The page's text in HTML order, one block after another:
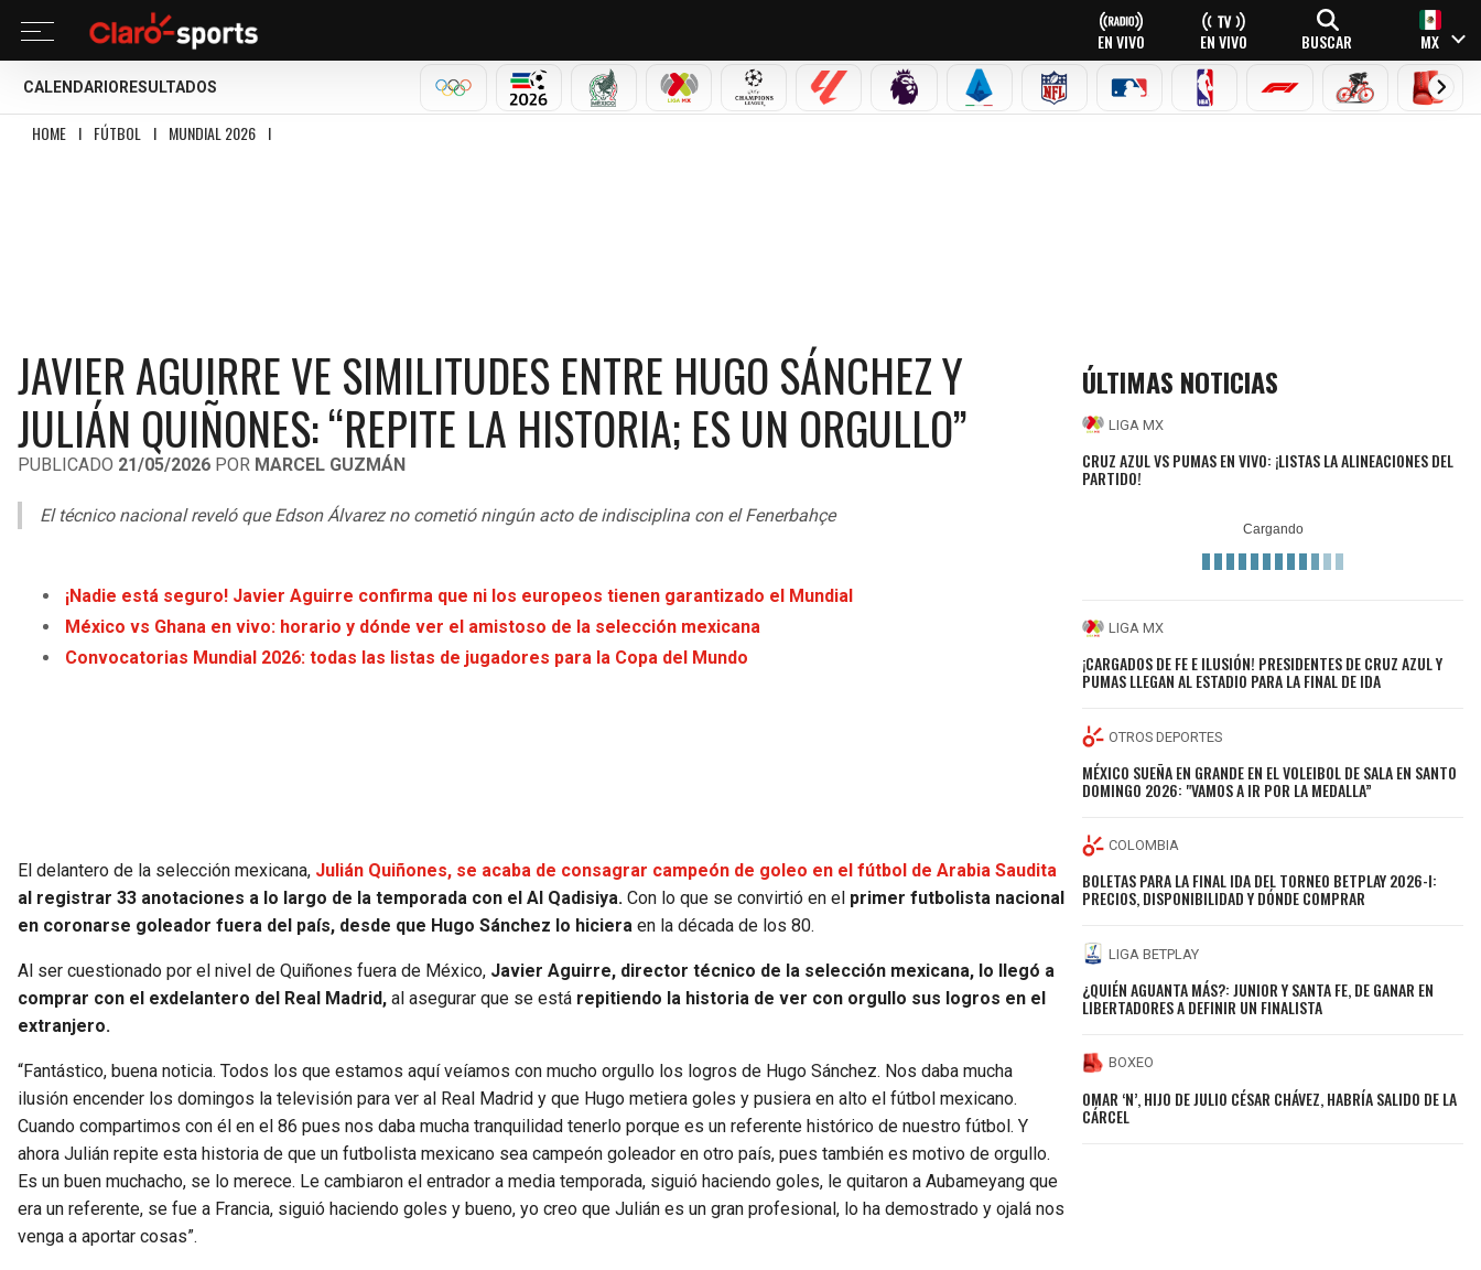
EN VIVO EN VIVO BUSCAR MX
CALENDARIO RESULTADOS
OLÍMPICOSMUNDIAL 2026SELECCIÓN MEXICANA
LIGA MX CHAMPIONS LEAGUE
LALIGA PREMIER LEAGUE
SERIE A NFL MLB NBA FÓRMULA 1CICLISMOBOXEO
HOME I FÚTBOL I MUNDIAL 2026 I
JAVIER AGUIRRE VE SIMILITUDES ENTRE HUGO SÁNCHEZ Y
JULIÁN QUIÑONES: “REPITE LA HISTORIA; ES UN ORGULLO”
PUBLICADO 21/05/2026 POR MARCEL GUZMÁN
El técnico nacional reveló que Edson Álvarez no cometió ningún acto de indisciplina con el Fenerbahçe
¡Nadie está seguro! Javier Aguirre confirma que ni los europeos tienen garantizado el Mundial
México vs Ghana en vivo: horario y dónde ver el amistoso de la selección mexicana
Convocatorias Mundial 2026: todas las listas de jugadores para la Copa del Mundo
El delantero de la selección mexicana, Julián Quiñones, se acaba de consagrar campeón de goleo en el fútbol de Arabia Saudita
al registrar 33 anotaciones a lo largo de la temporada con el Al Qadisiya. Con lo que se convirtió en el primer futbolista nacional
en coronarse goleador fuera del país, desde que Hugo Sánchez lo hiciera en la década de los 80.
Al ser cuestionado por el nivel de Quiñones fuera de México, Javier Aguirre, director técnico de la selección mexicana, lo llegó a
comprar con el exdelantero del Real Madrid, al asegurar que se está repitiendo la historia de ver con orgullo sus logros en el
extranjero.
“Fantástico, buena noticia. Todos los que estamos aquí veíamos con mucho orgullo los logros de Hugo Sánchez. Nos daba mucha
ilusión encender los domingos la televisión para ver al Real Madrid y que Hugo metiera goles y pusiera en alto el fútbol mexicano.
Cuando compartimos con él en el 86 pues nos daba mucha tranquilidad tenerlo porque es un referente histórico de nuestro fútbol. Y
ahora Julián repite esta historia de que un futbolista mexicano sea campeón goleador en otro país, pues también es motivo de orgullo.
Es un buen muchacho, se lo merece. Le cambiaron el entrador a media temporada, siguió haciendo goles, le quitaron a Aubameyang que
era un referente, se fue a Francia, siguió haciendo goles y bueno, yo creo que Julián es un gran profesional, lo ha demostrado y ojalá nos
venga a aportar cosas”.
ÚLTIMAS NOTICIAS
LIGA MX
CRUZ AZUL VS PUMAS EN VIVO: ¡LISTAS LA ALINEACIONES DEL
PARTIDO!
LIGA MX
¡CARGADOS DE FE E ILUSIÓN! PRESIDENTES DE CRUZ AZUL Y
PUMAS LLEGAN AL ESTADIO PARA LA FINAL DE IDA
OTROS DEPORTES
MÉXICO SUEÑA EN GRANDE EN EL VOLEIBOL DE SALA EN SANTO
DOMINGO 2026: "VAMOS A IR POR LA MEDALLA”
COLOMBIA
BOLETAS PARA LA FINAL IDA DEL TORNEO BETPLAY 2026-I:
PRECIOS, DISPONIBILIDAD Y DÓNDE COMPRAR
LIGA BETPLAY
¿QUIÉN AGUANTA MÁS?: JUNIOR Y SANTA FE, DE GANAR EN
LIBERTADORES A DEFINIR UN FINALISTA
BOXEO
OMAR ‘N’, HIJO DE JULIO CÉSAR CHÁVEZ, HABRÍA SALIDO DE LA
CÁRCEL